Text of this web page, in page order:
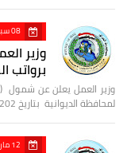
08 سبتمبر 2020
برواتب
لمحافظة الديوانية بتاريخ 3/8/202…
12 مارس 2023